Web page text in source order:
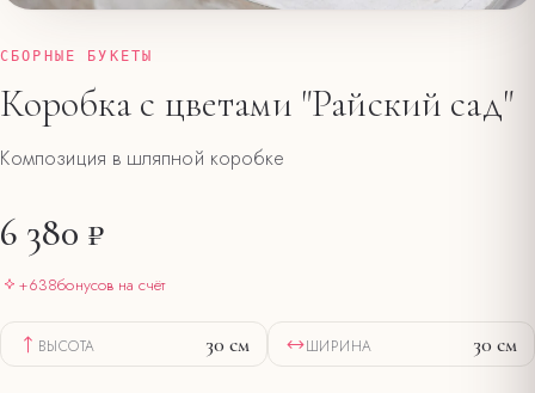
СБОРНЫЕ БУКЕТЫ
Коробка с цветами "Райский сад"
Композиция в шляпной коробке
6 380 ₽
+638бонусов на счёт
ВЫСОТА 30 см ШИРИНА 30 см